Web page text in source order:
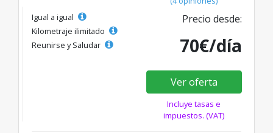
Igual a igual
Kilometraje ilimitado
Reunirse y Saludar
Precio desde:
70€/día
Ver oferta
Incluye tasas e
impuestos. (VAT)